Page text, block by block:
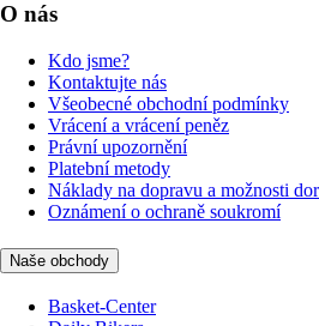
O nás
Kdo jsme?
Kontaktujte nás
Všeobecné obchodní podmínky
Vrácení a vrácení peněz
Právní upozornění
Platební metody
Náklady na dopravu a možnosti
Oznámení o ochraně soukromí
Naše obchody
Basket-Center